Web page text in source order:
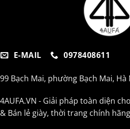
E-MAIL 0978408611
99 Bạch Mai, phường Bạch Mai, Hà
4AUFA.VN - Giải pháp toàn diện
& Bán lẻ giày, thời trang chính